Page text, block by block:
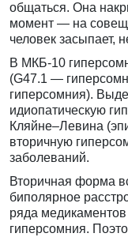
общаться. Она
момент — на
человек засыпает,
В МКБ-10
(G47.1 —
гиперсомния).
идиопатическую
Кляйне–Левина
вторичную
заболеваний.
Вторичная форма
биполярное
ряда
гиперсомния.